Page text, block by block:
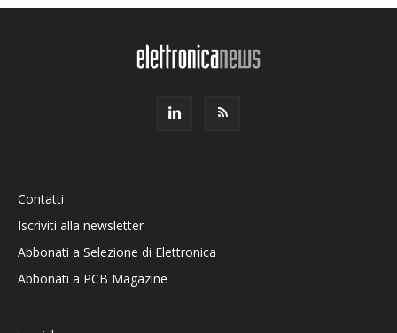
Contatti
Iscriviti alla newsletter
Abbonati a Selezione di Elettronica
Abbonati a PCB Magazine